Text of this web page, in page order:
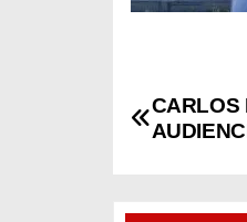
NCARLOS